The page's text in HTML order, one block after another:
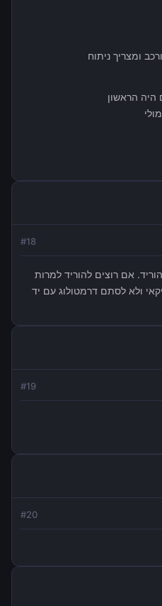
ומצריך ניתוח
היה הראשון
#18
אם רוצים להוריד למרות
ולא לסתם דרמטולוג עם יד
#19
#20